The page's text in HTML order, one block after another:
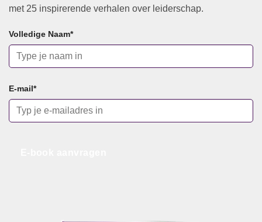
met 25 inspirerende verhalen over leiderschap.
Volledige Naam*
E-mail*